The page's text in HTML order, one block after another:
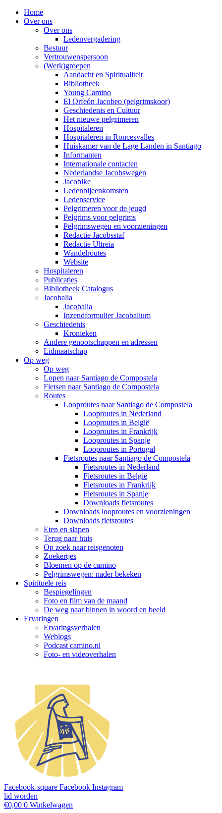
Home
Over ons
Over ons
Ledenvergadering
Bestuur
Vertrouwenspersoon
(Werk)groepen
Aandacht en Spiritualiteit
Bibliotheek
Young Camino
El Orfeón Jacobeo (pelgrimskoor)
Geschiedenis en Cultuur
Het nieuwe pelgrimeren
Hospitaleren
Hospitaleren in Roncesvalles
Huiskamer van de Lage Landen in Santiago
Informanten
Internationale contacten
Nederlandse Jacobswegen
Jacobike
Ledenbijeenkomsten
Ledenservice
Pelgrimeren voor de jeugd
Pelgrims voor pelgrims
Pelgrimswegen en voorzieningen
Redactie Jacobsstaf
Redactie Ultreia
Wandelroutes
Website
Hospitaleren
Publicaties
Bibliotheek Catalogus
Jacobalia
Jacobalia
Inzendformulier Jacobalium
Geschiedenis
Kronieken
Andere genootschappen en adressen
Lidmaatschap
Op weg
Op weg
Lopen naar Santiago de Compostela
Fietsen naar Santiago de Compostela
Routes
Looproutes naar Santiago de Compostela
Looproutes in Nederland
Looproutes in België
Looproutes in Frankrijk
Looproutes in Spanje
Looproutes in Portugal
Fietsroutes naar Santiago de Compostela
Fietsroutes in Nederland
Fietsroutes in België
Fietsroutes in Frankrijk
Fietsroutes in Spanje
Downloads fietsroutes
Downloads looproutes en voorzieningen
Downloads fietsroutes
Eten en slapen
Terug naar huis
Op zoek naar reisgenoten
Zoekertjes
Bloemen op de camino
Pelgrimswegen: nader bekeken
Spirituele reis
Bespiegelingen
Foto en film van de maand
De weg naar binnen in woord en beeld
Ervaringen
Ervaringsverhalen
Weblogs
Podcast camino.nl
Foto- en videoverhalen
Facebook-square Facebook Instagram
lid worden
€0,00 0 Winkelwagen